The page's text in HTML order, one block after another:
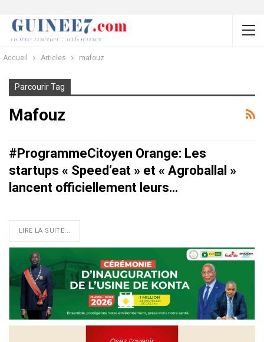
Accueil Articles mafouz
Parcourir Tag
Mafouz
#ProgrammeCitoyen Orange: Les
startups « Speed’eat » et « Agroballal »
lancent officiellement leurs…
LIRE LA SUITE...